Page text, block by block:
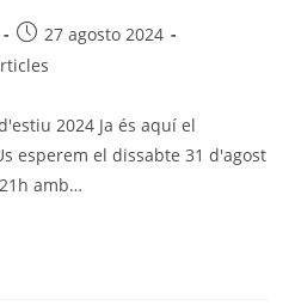
27 agosto 2024
2024 Ja és aquí el
esperem el dissabte 31 d'agost
amb…